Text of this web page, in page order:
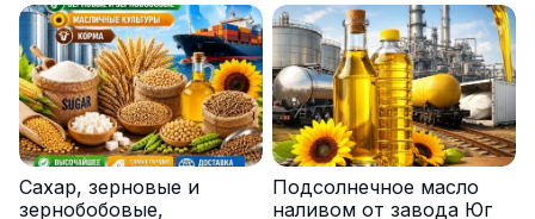
Сахар, зерновые и
зернобобовые,
Подсолнечное масло
наливом от завода Юг